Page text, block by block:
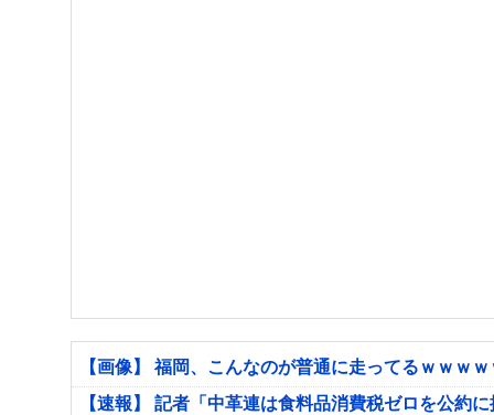
【画像】 福岡、こんなのが普通に走ってるｗｗｗ
【速報】 記者「中革連は食料品消費税ゼロを公約